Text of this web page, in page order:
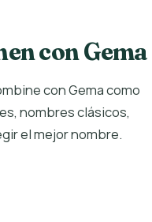
con Gema
con Gema como
nombres clásicos,
el mejor nombre.